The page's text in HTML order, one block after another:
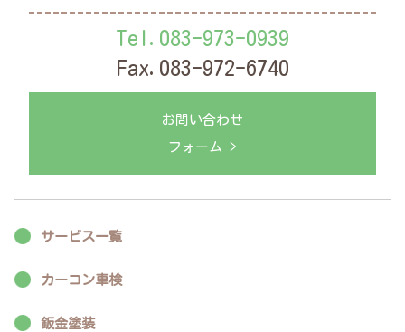
Tel.083-973-0939
Fax.083-972-6740
お問い合わせ
フォーム >
サービス一覧
カーコン車検
鈑金塗装